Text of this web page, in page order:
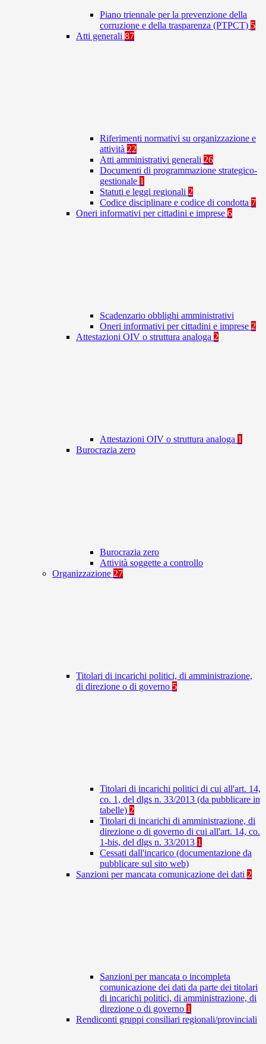
Piano triennale per la prevenzione della
corruzione e della trasparenza (PTPCT) 5
Atti generali 87
Riferimenti normativi su organizzazione e
attività 22
Atti amministrativi generali 26
Documenti di programmazione strategico-
gestionale 1
Statuti e leggi regionali 2
Codice disciplinare e codice di condotta 7
Oneri informativi per cittadini e imprese 6
Scadenzario obblighi amministrativi
Oneri informativi per cittadini e imprese 2
Attestazioni OIV o struttura analoga 2
Attestazioni OIV o struttura analoga 1
Burocrazia zero
Burocrazia zero
Attività soggette a controllo
Organizzazione 27
Titolari di incarichi politici, di amministrazione,
di direzione o di governo 5
Titolari di incarichi politici di cui all'art. 14,
co. 1, del dlgs n. 33/2013 (da pubblicare in
tabelle) 2
Titolari di incarichi di amministrazione, di
direzione o di governo di cui all'art. 14, co.
1-bis, del dlgs n. 33/2013 1
Cessati dall'incarico (documentazione da
pubblicare sul sito web)
Sanzioni per mancata comunicazione dei dati 2
Sanzioni per mancata o incompleta
comunicazione dei dati da parte dei titolari
di incarichi politici, di amministrazione, di
direzione o di governo 1
Rendiconti gruppi consiliari regionali/provinciali